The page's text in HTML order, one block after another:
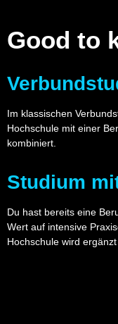
Good to
Im klassischen
Hochschule mit einer
kombiniert.
Studium
Du hast bereits eine
Wert auf intensive
Hochschule wird